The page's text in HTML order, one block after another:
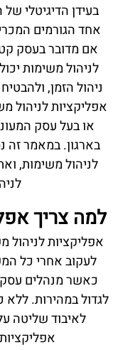
בעידן הדיגיטלי של
אחד הגורמים
אם מדובר בעסק
לניהול משימות
ניהול הזמן,
אפליקציות לניהול
או בעל עסק
בארגון. במאמר זה
לניהול משימות,
למה צריך
אפליקציות לניהול
לעקוב אחרי כל
כאשר מנהלים
לגדול במהירות. ללא
לאיבוד שליטה